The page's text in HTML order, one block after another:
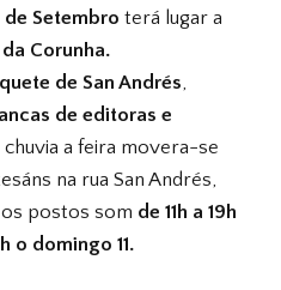
de Setembro terá lugar a
Corunha.
de San Andrés,
de editoras e
chuvia a feira movera-se
na rua San Andrés,
postos som de 11h a 19h
o domingo 11.